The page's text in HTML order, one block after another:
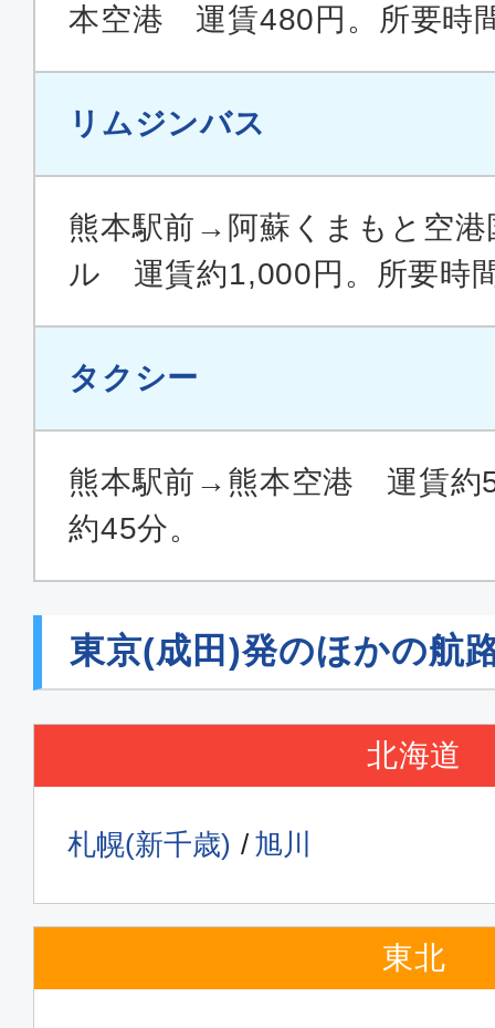
本空港 運賃480円。所要時
リムジンバス
熊本駅前→阿蘇くまもと空港
ル 運賃約1,000円。所要時
タクシー
熊本駅前→熊本空港 運賃約
約45分。
東京(成田)発のほかの航
北海道
札幌(新千歳) 旭川
東北